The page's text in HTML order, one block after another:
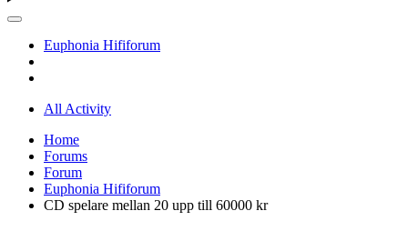
Euphonia Hififorum
All Activity
Home
Forums
Forum
Euphonia Hififorum
CD spelare mellan 20 upp till 60000 kr